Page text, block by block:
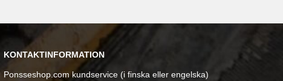
KONTAKTINFORMATION
Ponsseshop.com kundservice (i finska eller engelska)